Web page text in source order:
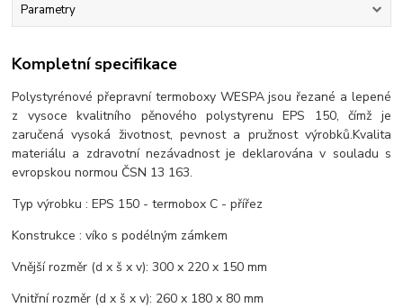
Parametry
Kompletní specifikace
Polystyrénové přepravní termoboxy WESPA jsou řezané a lepené
z vysoce kvalitního pěnového polystyrenu EPS 150, čímž je
zaručená vysoká životnost, pevnost a pružnost výrobků.Kvalita
materiálu a zdravotní nezávadnost je deklarována v souladu s
evropskou normou ČSN 13 163.
Typ výrobku : EPS 150 - termobox C - přířez
Konstrukce : víko s podélným zámkem
Vnější rozměr (d x š x v): 300 x 220 x 150 mm
Vnitřní rozměr (d x š x v): 260 x 180 x 80 mm